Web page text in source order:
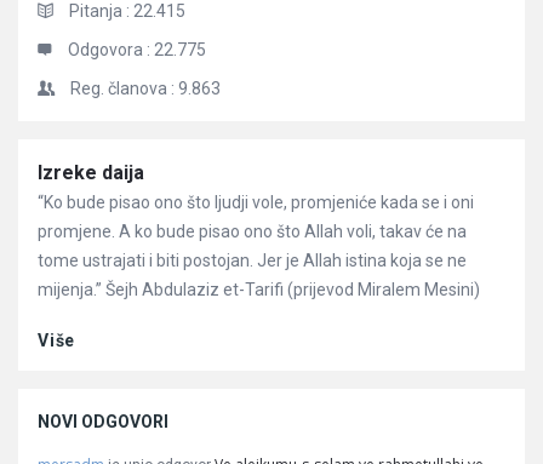
Pitanja : 22.415
Odgovora : 22.775
Reg. članova : 9.863
Članci
Izreke daija
“Ko bude pisao ono što ljudji vole, promjeniće kada se i oni
promjene. A ko bude pisao ono što Allah voli, takav će na
tome ustrajati i biti postojan. Jer je Allah istina koja se ne
mijenja.” Šejh Abdulaziz et-Tarifi (prijevod Miralem Mesini)
Više
NOVI ODGOVORI